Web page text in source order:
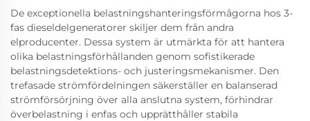
De exceptionella belastningshanteringsförmågorna hos 3-
fas dieseldelgeneratorer skiljer dem från andra
elproducenter. Dessa system är utmärkta för att hantera
olika belastningsförhållanden genom sofistikerade
belastningsdetektions- och justeringsmekanismer. Den
trefasade strömfördelningen säkerställer en balanserad
strömförsörjning över alla anslutna system, förhindrar
överbelastning i enfas och upprätthåller stabila